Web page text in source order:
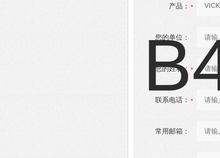
产品：
您的单位：
您的姓名：
联系电话：
常用邮箱：